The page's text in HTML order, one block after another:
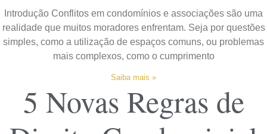
Introdução Conflitos em condomínios e associações são uma
realidade que muitos moradores enfrentam. Seja por questões
simples, como a utilização de espaços comuns, ou problemas
mais complexos, como o cumprimento
Saiba mais »
5 Novas Regras de